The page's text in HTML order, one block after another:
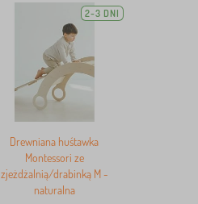
2-3 DNI
Drewniana huśtawka
Montessori ze
zjeżdżalnią/drabinką M -
naturalna